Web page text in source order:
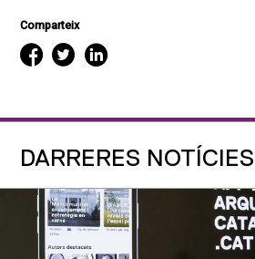
Comparteix
DARRERES NOTÍCIES